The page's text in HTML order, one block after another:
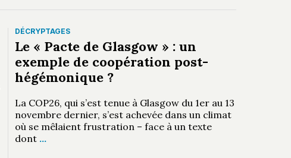
DÉCRYPTAGES
Le « Pacte de Glasgow » : un
exemple de coopération post-
hégémonique ?
La COP26, qui s’est tenue à Glasgow du 1er au 13
novembre dernier, s’est achevée dans un climat
où se mêlaient frustration – face à un texte
dont …